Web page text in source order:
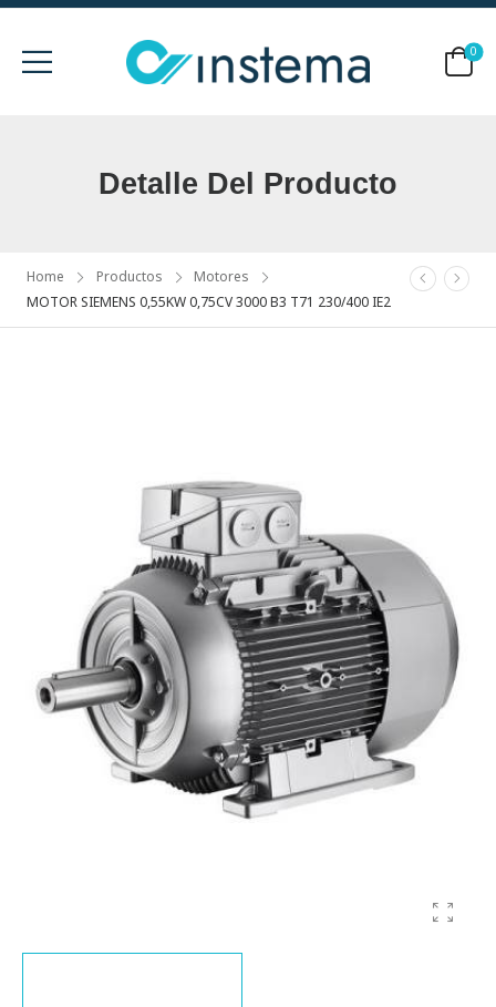
0
Detalle Del Producto
Home Productos
Motores
MOTOR SIEMENS 0,55KW 0,75CV 3000 B3 T71 230/400 IE2